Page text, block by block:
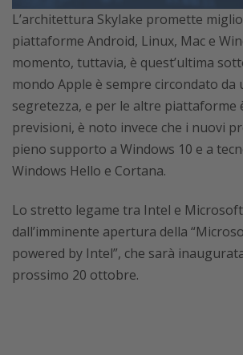
L’architettura Skylake promette
piattaforme Android, Linux, Mac e
momento, tuttavia, è quest’ultima
mondo Apple è sempre circondato da
segretezza, e per le altre piattaforme
previsioni, è noto invece che i nuovi
pieno supporto a Windows 10 e a
Windows Hello e Cortana.
Lo stretto legame tra Intel e
dall’imminente apertura della
powered by Intel”, che sarà
prossimo 20 ottobre.